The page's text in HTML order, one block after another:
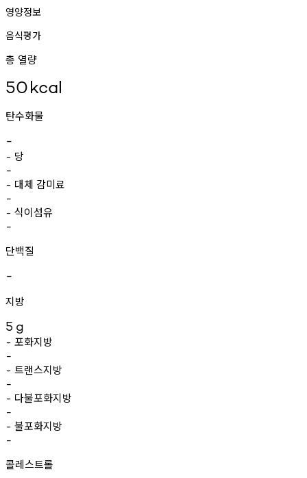
영양정보
음식평가
총 열량
50kcal
탄수화물
-
- 당
-
- 대체 감미료
-
- 식이섬유
-
단백질
-
지방
5 g
- 포화지방
-
- 트랜스지방
-
- 다불포화지방
-
- 불포화지방
-
콜레스트롤